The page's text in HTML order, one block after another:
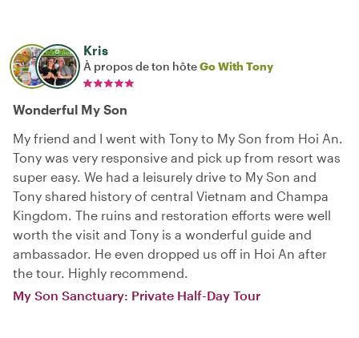
Kris
À propos de ton hôteGo With Tony
Wonderful My Son
My friend and I went with Tony to My Son from Hoi An.
Tony was very responsive and pick up from resort was
super easy. We had a leisurely drive to My Son and
Tony shared history of central Vietnam and Champa
Kingdom. The ruins and restoration efforts were well
worth the visit and Tony is a wonderful guide and
ambassador. He even dropped us off in Hoi An after
the tour. Highly recommend.
My Son Sanctuary: Private Half-Day Tour